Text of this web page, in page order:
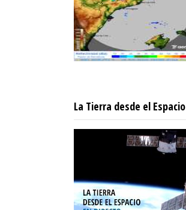
La Tierra desde el Espacio